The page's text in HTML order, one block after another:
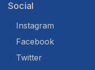
Social
Instagram
Facebook
Twitter